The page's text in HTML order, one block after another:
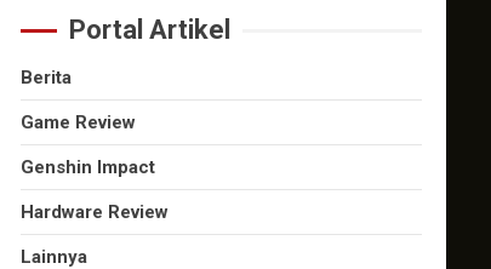
Portal Artikel
Berita
Game Review
Genshin Impact
Hardware Review
Lainnya